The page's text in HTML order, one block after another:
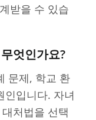
받을 수 있습
엇인가요?
문제, 학교 환
인입니다. 자녀
처법을 선택